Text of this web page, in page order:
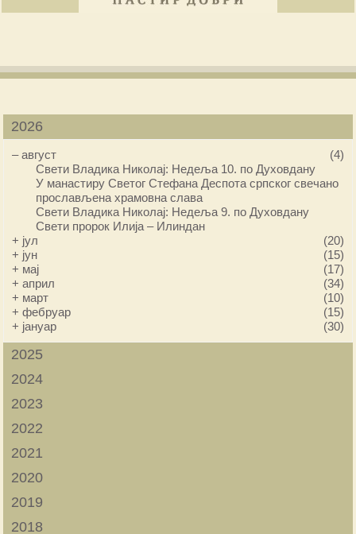
2026
–август
(4)
Свети Владика Николај: Недеља 10. по Духовдану
У манастиру Светог Стефана Деспота српског свечано
прослављена храмовна слава
Свети Владика Николај: Недеља 9. по Духовдану
Свети пророк Илија – Илиндан
+ јул
(20)
+ јун
(15)
+ мај
(17)
+април
(34)
+ март
(10)
+фебруар
(15)
+ јануар (30)
2025
2024
2023
2022
2021
2020
2019
2018